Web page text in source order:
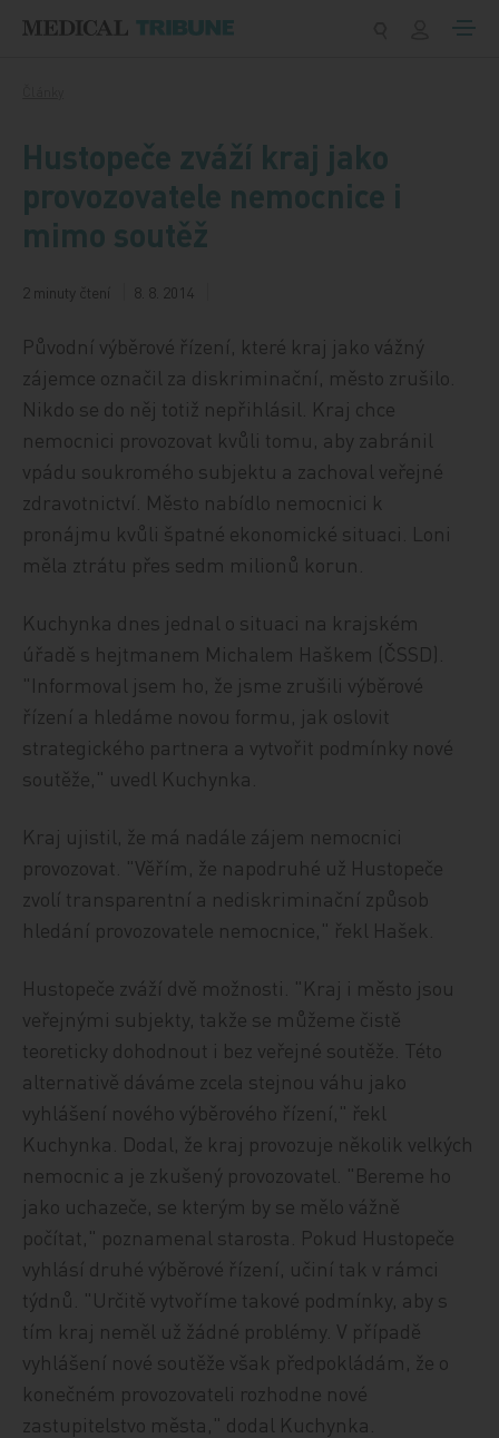
Hustopeče zváží kraj jako
provozovatele nemocnice i
mimo soutěž
2 minuty čtení 8. 8. 2014
Původní výběrové řízení, které kraj jako vážný
zájemce označil za diskriminační, město zrušilo.
Nikdo se do něj totiž nepřihlásil. Kraj chce
nemocnici provozovat kvůli tomu, aby zabránil
vpádu soukromého subjektu a zachoval veřejné
zdravotnictví. Město nabídlo nemocnici k
pronájmu kvůli špatné ekonomické situaci. Loni
měla ztrátu přes sedm milionů korun.
Kuchynka dnes jednal o situaci na krajském
úřadě s hejtmanem Michalem Haškem (ČSSD).
"Informoval jsem ho, že jsme zrušili výběrové
řízení a hledáme novou formu, jak oslovit
strategického partnera a vytvořit podmínky nové
soutěže," uvedl Kuchynka.
Kraj ujistil, že má nadále zájem nemocnici
provozovat. "Věřím, že napodruhé už Hustopeče
zvolí transparentní a nediskriminační způsob
hledání provozovatele nemocnice," řekl Hašek.
Hustopeče zváží dvě možnosti. "Kraj i město jsou
veřejnými subjekty, takže se můžeme čistě
teoreticky dohodnout i bez veřejné soutěže. Této
alternativě dáváme zcela stejnou váhu jako
vyhlášení nového výběrového řízení," řekl
Kuchynka. Dodal, že kraj provozuje několik velkých
nemocnic a je zkušený provozovatel. "Bereme ho
jako uchazeče, se kterým by se mělo vážně
počítat," poznamenal starosta. Pokud Hustopeče
vyhlásí druhé výběrové řízení, učiní tak v rámci
týdnů. "Určitě vytvoříme takové podmínky, aby s
tím kraj neměl už žádné problémy. V případě
vyhlášení nové soutěže však předpokládám, že o
konečném provozovateli rozhodne nové
zastupitelstvo města," dodal Kuchynka.